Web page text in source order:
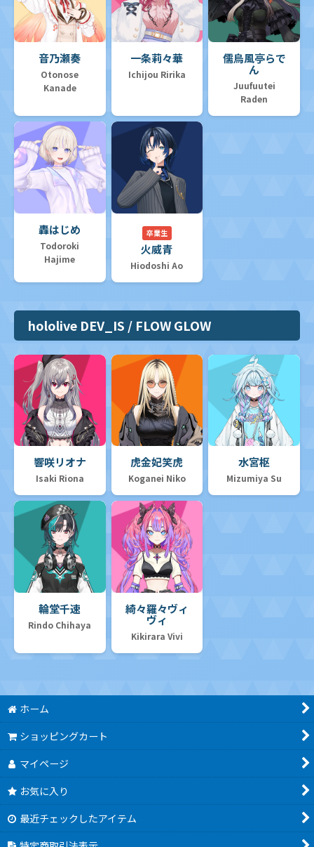
音乃瀬奏
Otonose
Kanade
一条莉々華
Ichijou Ririka
儒烏風亭らで
ん
Juufuutei
Raden
轟はじめ
Todoroki
Hajime
卒業生
火威青
Hiodoshi Ao
hololive DEV_IS / FLOW GLOW
響咲リオナ
Isaki Riona
虎金妃笑虎
Koganei Niko
水宮枢
Mizumiya Su
輪堂千速
Rindo Chihaya
綺々羅々ヴィ
ヴィ
Kikirara Vivi
ホーム
ショッピングカート
マイページ
お気に入り
最近チェックしたアイテム